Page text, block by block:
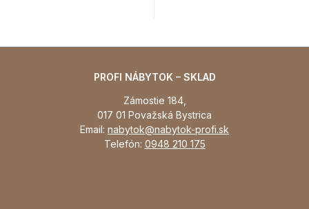
PROFI NÁBYTOK – SKLAD
Zámostie 184,
017 01 Považská Bystrica
Email: nabytok@nabytok-profi.sk
Telefón: 0948 210 175